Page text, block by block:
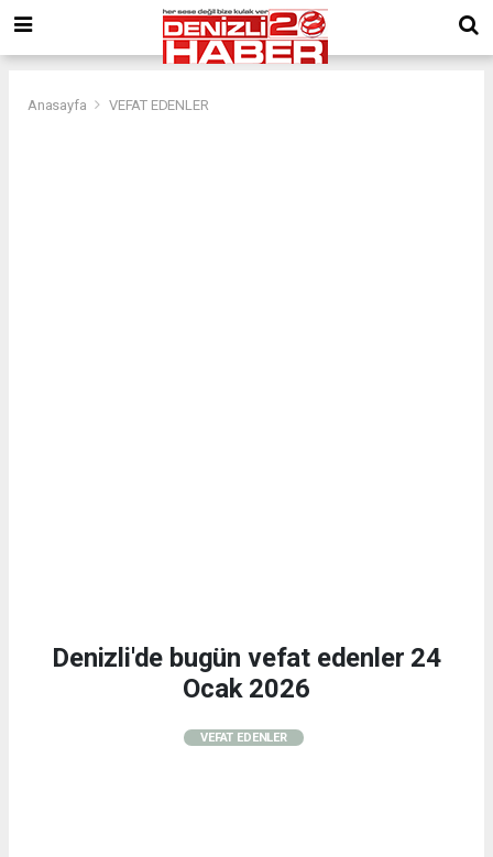
Anasayfa VEFAT EDENLER
Denizli'de bugün vefat edenler 24
Ocak 2026
VEFAT EDENLER